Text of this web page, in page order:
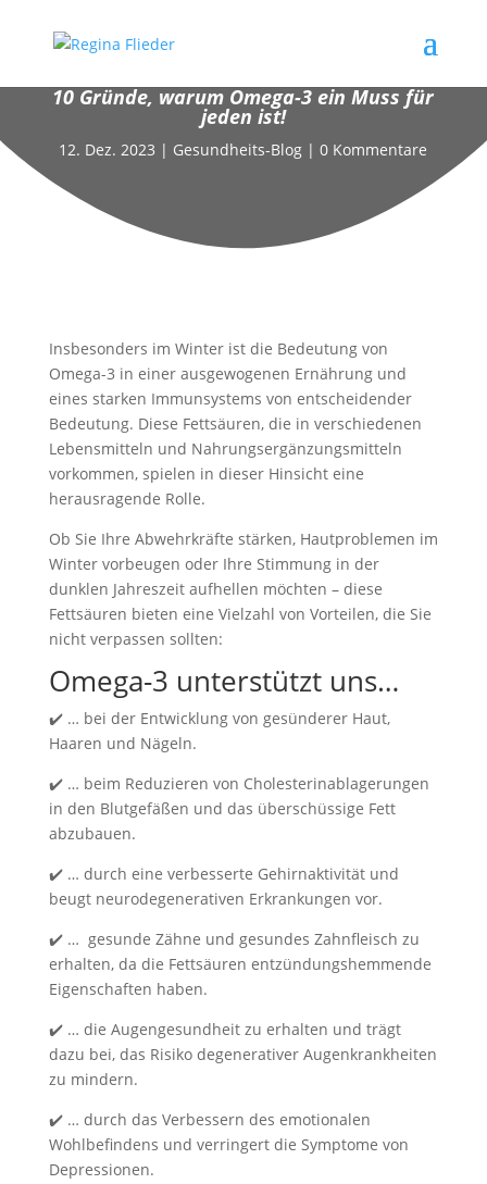
10 Gründe, warum Omega-3 ein Muss für
jeden ist!
12. Dez. 2023 | Gesundheits-Blog |0 Kommentare
Insbesonders im Winter ist die Bedeutung von
Omega-3 in einer ausgewogenen Ernährung und
eines starken Immunsystems von entscheidender
Bedeutung. Diese Fettsäuren, die in verschiedenen
Lebensmitteln und Nahrungsergänzungsmitteln
vorkommen, spielen in dieser Hinsicht eine
herausragende Rolle.
Ob Sie Ihre Abwehrkräfte stärken, Hautproblemen im
Winter vorbeugen oder Ihre Stimmung in der
dunklen Jahreszeit aufhellen möchten – diese
Fettsäuren bieten eine Vielzahl von Vorteilen, die Sie
nicht verpassen sollten:
Omega-3 unterstützt uns…
✔️ … bei der Entwicklung von gesünderer Haut,
Haaren und Nägeln.
✔️ … beim Reduzieren von Cholesterinablagerungen
in den Blutgefäßen und das überschüssige Fett
abzubauen.
✔️ … durch eine verbesserte Gehirnaktivität und
beugt neurodegenerativen Erkrankungen vor.
✔️ … gesunde Zähne und gesundes Zahnfleisch zu
erhalten, da die Fettsäuren entzündungshemmende
Eigenschaften haben.
✔️ … die Augengesundheit zu erhalten und trägt
dazu bei, das Risiko degenerativer Augenkrankheiten
zu mindern.
✔️ … durch das Verbessern des emotionalen
Wohlbefindens und verringert die Symptome von
Depressionen.